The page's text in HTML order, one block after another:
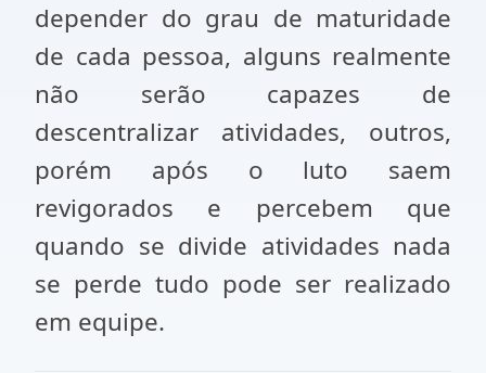
depender do grau de maturidade
de cada pessoa, alguns realmente
não serão capazes de
descentralizar atividades, outros,
porém após o luto saem
revigorados e percebem que
quando se divide atividades nada
se perde tudo pode ser realizado
em equipe.